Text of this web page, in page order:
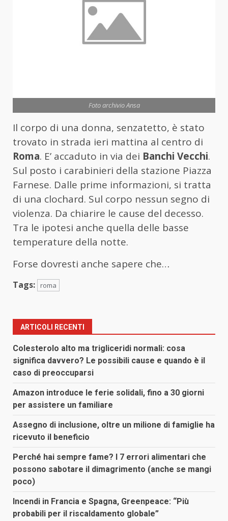
Foto archivio Ansa
Il corpo di una donna, senzatetto, è stato
trovato in strada ieri mattina al centro di
Roma. E’ accaduto in via dei Banchi Vecchi.
Sul posto i carabinieri della stazione Piazza
Farnese. Dalle prime informazioni, si tratta
di una clochard. Sul corpo nessun segno di
violenza. Da chiarire le cause del decesso.
Tra le ipotesi anche quella delle basse
temperature della notte.
Forse dovresti anche sapere che…
Tags: roma
ARTICOLI RECENTI
Colesterolo alto ma trigliceridi normali: cosa
significa davvero? Le possibili cause e quando è il
caso di preoccuparsi
Amazon introduce le ferie solidali, fino a 30 giorni
per assistere un familiare
Assegno di inclusione, oltre un milione di famiglie ha
ricevuto il beneficio
Perché hai sempre fame? I 7 errori alimentari che
possono sabotare il dimagrimento (anche se mangi
poco)
Incendi in Francia e Spagna, Greenpeace: “Più
probabili per il riscaldamento globale”